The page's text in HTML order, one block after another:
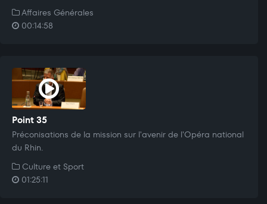
Affaires Générales
00:14:58
Point 35
Préconisations de la mission sur l'avenir de l'Opéra national
du Rhin.
Culture et Sport
01:25:11